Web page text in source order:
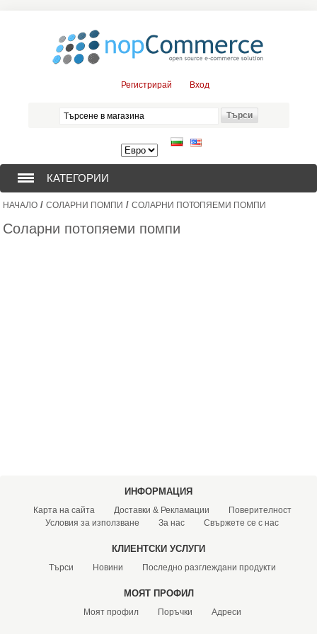
Регистрирай Вход
КАТЕГОРИИ
СОНДАЖНИ ПОМПИ (376)
КОМПОНЕНТИ ЗА ОМЕКОТИТЕЛНИ СИСТЕМИ (6)
НАЧАЛО / СОЛАРНИ ПОМПИ / СОЛАРНИ ПОТОПЯЕМИ ПОМПИ
Соларни потопяеми помпи
ИНФОРМАЦИЯ
Карта на сайта Доставки & Рекламации
Поверителност
Условия за използване
За нас Свържете се с нас
КЛИЕНТСКИ УСЛУГИ
Търси Новини Последно разглеждани продукти
МОЯТ ПРОФИЛ
Моят профил Поръчки Адреси